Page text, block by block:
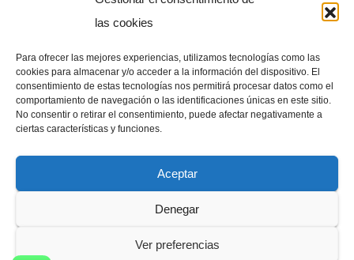
las cookies
Para ofrecer las mejores experiencias, utilizamos tecnologías como las
cookies para almacenar y/o acceder a la información del dispositivo. El
consentimiento de estas tecnologías nos permitirá procesar datos como el
comportamiento de navegación o las identificaciones únicas en este sitio.
No consentir o retirar el consentimiento, puede afectar negativamente a
ciertas características y funciones.
Aceptar
Denegar
Ver preferencias
E-mail
diaadia.redaccion@gmail.com